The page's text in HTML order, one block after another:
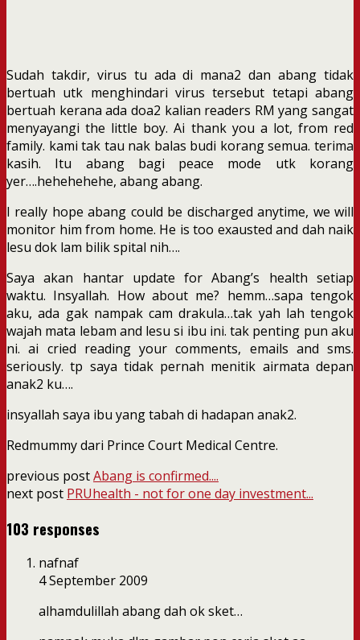
Sudah takdir, virus tu ada di mana2 dan abang tidak
bertuah utk menghindari virus tersebut tetapi abang
bertuah kerana ada doa2 kalian readers RM yang sangat
menyayangi the little boy. Ai thank you a lot, from red
family. kami tak tau nak balas budi korang semua. terima
kasih. Itu abang bagi peace mode utk korang
yer….hehehehehe, abang abang.
I really hope abang could be discharged anytime, we will
monitor him from home. He is too exausted and dah naik
lesu dok lam bilik spital nih….
Saya akan hantar update for Abang’s health setiap
waktu. Insyallah. How about me? hemm…sapa tengok
aku, ada gak nampak cam drakula…tak yah lah tengok
wajah mata lebam and lesu si ibu ini. tak penting pun aku
ni. ai cried reading your comments, emails and sms.
seriously. tp saya tidak pernah menitik airmata depan
anak2 ku….
insyallah saya ibu yang tabah di hadapan anak2.
Redmummy dari Prince Court Medical Centre.
previous postAbang is confirmed....
next post PRUhealth - not for one day investment...
103 responses
nafnaf
4 September 2009
alhamdulillah abang dah ok sket…